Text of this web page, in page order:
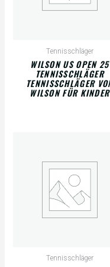
Tennisschläger
WILSON US OPEN 25
TENNISSCHLÄGER
TENNISSCHLÄGER
WILSON FÜR KINDER
Tennisschläger